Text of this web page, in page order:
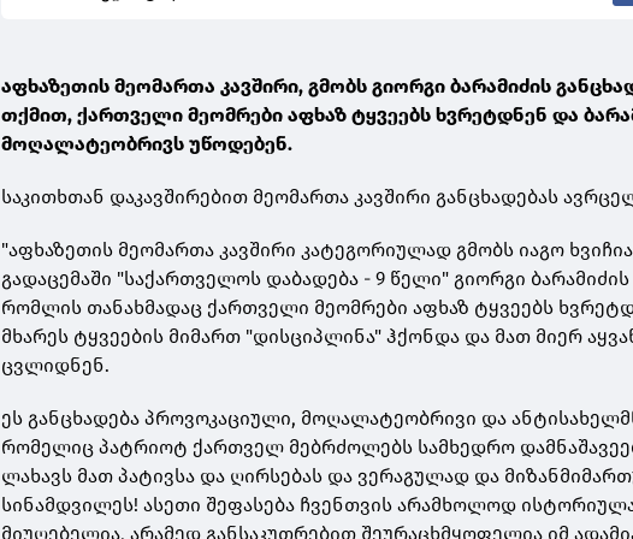
აფხაზეთის მეომართა კავშირი, გმობს გიორგი ბარამიძის
თქმით, ქართველი მეომრები აფხაზ ტყვეებს ხვრეტდნენ და
მოღალატეობრივს უწოდებენ.
საკითხთან დაკავშირებით მეომართა კავშირი განცხადებას
"აფხაზეთის მეომართა კავშირი კატეგორიულად გმობს იაგო
გადაცემაში "საქართველოს დაბადება - 9 წელი" გიორგი ბარამიძის
რომლის თანახმადაც ქართველი მეომრები აფხაზ ტყვეებს
მხარეს ტყვეების მიმართ "დისციპლინა" ჰქონდა და მათ მიერ
ცვლიდნენ.
ეს განცხადება პროვოკაციული, მოღალატეობრივი და
რომელიც პატრიოტ ქართველ მებრძოლებს სამხედრო
ლახავს მათ პატივსა და ღირსებას და ვერაგულად და
სინამდვილეს! ასეთი შეფასება ჩვენთვის არამხოლოდ
მიუღებელია, არამედ განსაკუთრებით შეურაცხმყოფელია იმ